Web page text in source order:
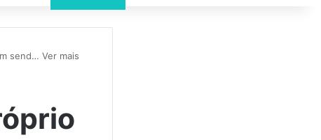
send… Ver mais